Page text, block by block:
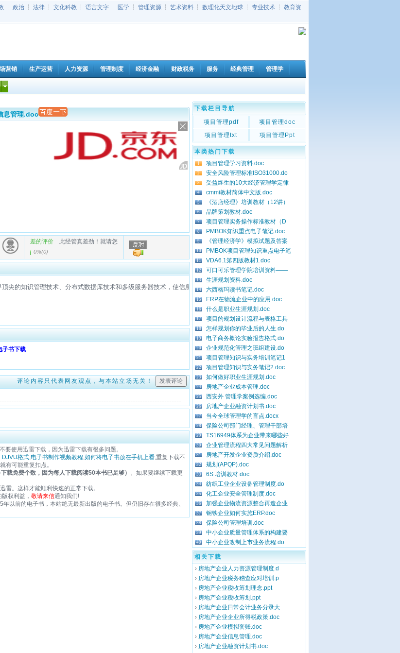
┆ 政治 ┆ 法律 ┆ 文化科教 ┆ 语言文字 ┆ 医学 ┆ 管理资源 ┆ 艺术资料 ┆ 数理化天文地球 ┆ 专业技术 ┆ 教育资
营销 生产运营 人力资源 管理制度 经济金融 财政税务 服务 经典管理 管理学
息管理.doc
差的评价 此经管真差劲！就请您
0%(0)
尖的知识管理技术、分布式数据库技术和多级服务器技术，使信息的处理与流转更加准确、安全与顺畅；其次是，在信息的分类上有着
子书下载
评论内容只代表网友观点，与本站立场无关！
要使用迅雷下载，因为迅雷下载有很多问题。
DJVU格式,电子书制作视频教程,如何将电子书放在手机上看,重复下载不
有可能重复扣点。
载免费个数，因为每人下载阅读50本书已足够） 。如果要继续下载更
雷。这样才能顺利快速的正常下载。
权利益， 敬请来信通知我们!
以前的电子书，本站绝无最新出版的电子书。但仍旧存在很多经典、
下载栏目导航
项目管理pdf
项目管理doc
项目管理txt
项目管理Ppt
本类热门下载
1 项目管理学习资料.doc
2 安全风险管理标准ISO31000.do
3 受益终生的10大经济管理学定律
4 cmmi教材简体中文版.doc
5 《酒店经理》培训教材（12讲）
6 品牌策划教材.doc
7 项目管理实务操作标准教材（D
8 PMBOK知识重点电子笔记.doc
9 《管理经济学》模拟试题及答案
10 PMBOK项目管理知识重点电子笔
11 VDA6.1笫四版教材1.doc
12 可口可乐管理学院培训资料——
13 生涯规划资料.doc
14 六西格玛读书笔记.doc
15 ERP在物流企业中的应用.doc
16 什么是职业生涯规划.doc
17 项目的规划设计流程与表格工具
18 怎样规划你的毕业后的人生.do
19 电子商务概论实验报告格式.do
20 企业规范化管理之班组建设.do
21 项目管理知识与实务培训笔记1
22 项目管理知识与实务笔记2.doc
23 如何做好职业生涯规划.doc
24 房地产企业成本管理.doc
25 西安外 管理学案例选编.doc
26 房地产企业融资计划书.doc
27 当今全球管理学的盲点.docx
28 保险公司部门经理、管理干部培
29 TS16949体系为企业带来哪些好
30 企业管理流程四大常见问题解析
31 房地产开发企业资质介绍.doc
32 规划(APQP).doc
33 6S 培训教材.doc
34 纺织工业企业设备管理制度.do
35 化工企业安全管理制度.doc
36 加强企业物流资源整合再造企业
37 钢铁企业如何实施ERP.doc
38 保险公司管理培训.doc
39 中小企业质量管理体系的构建要
40 中小企业改制上市业务流程.do
相关下载
› 房地产企业人力资源管理制度.d
› 房地产企业税务稽查应对培训.p
› 房地产企业税收筹划理念.ppt
› 房地产企业税收筹划.ppt
› 房地产企业日常会计业务分录大
› 房地产企业企业所得税政策.doc
› 房地产企业模拟套账.doc
› 房地产企业信息管理.doc
› 房地产企业融资计划书.doc